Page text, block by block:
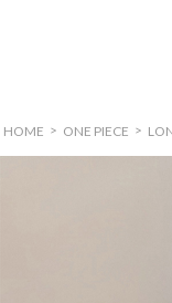
HOME > ONE PIECE >